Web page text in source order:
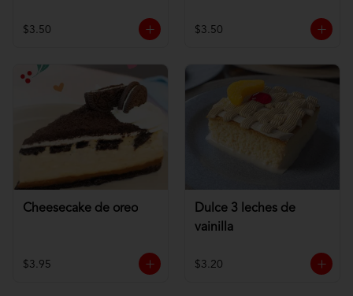
$3.50 $3.50
Cheesecake de oreo
$3.95
Dulce 3 leches de
vainilla
$3.20